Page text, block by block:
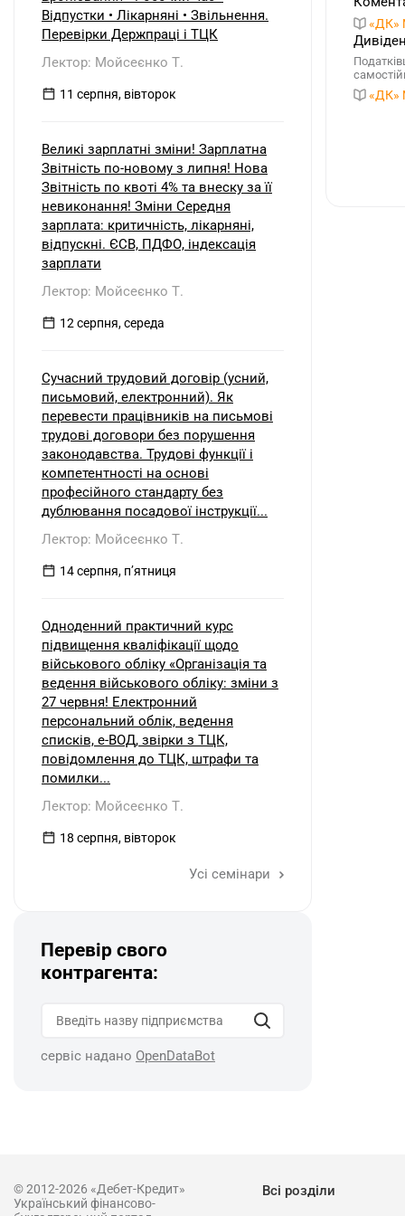
«ДК»
«ДК»
Відпустки • Лікарняні • Звільнення.
Перевірки Держпраці і ТЦК
Лектор: Мойсеєнко Т.
11 серпня, вівторок
Великі зарплатні зміни! Зарплатна
Звітність по-новому з липня! Нова
Звітність по квоті 4% та внеску за її
невиконання! Зміни Середня
зарплата: критичність, лікарняні,
відпускні. ЄСВ, ПДФО, індексація
зарплати
Лектор: Мойсеєнко Т.
12 серпня, середа
Сучасний трудовий договір (усний,
письмовий, електронний). Як
перевести працівників на письмові
трудові договори без порушення
законодавства. Трудові функції і
компетентності на основі
професійного стандарту без
дублювання посадової інструкції...
Лектор: Мойсеєнко Т.
14 серпня, пʼятниця
Одноденний практичний курс
підвищення кваліфікації щодо
військового обліку «Організація та
ведення військового обліку: зміни з
27 червня! Електронний
персональний облік, ведення
списків, е-ВОД, звірки з ТЦК,
повідомлення до ТЦК, штрафи та
помилки...
Лектор: Мойсеєнко Т.
18 серпня, вівторок
Усі семінари
Перевір свого
контрагента:
сервіс надано OpenDataBot
© 2012-2026 «Дебет-Кредит»
Український фінансово-
Всі розділи